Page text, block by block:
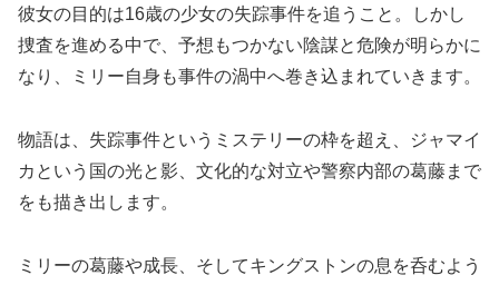
彼女の目的は16歳の少女の失踪事件を追うこと。しかし
捜査を進める中で、予想もつかない陰謀と危険が明らかに
なり、ミリー自身も事件の渦中へ巻き込まれていきます。
物語は、失踪事件というミステリーの枠を超え、ジャマイ
カという国の光と影、文化的な対立や警察内部の葛藤まで
をも描き出します。
ミリーの葛藤や成長、そしてキングストンの息を呑むよう